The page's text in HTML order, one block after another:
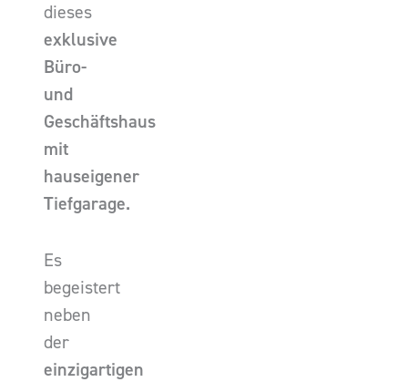
dieses
exklusive
Büro-
und
Geschäftshaus
mit
hauseigener
Tiefgarage.
Es
begeistert
neben
der
einzigartigen